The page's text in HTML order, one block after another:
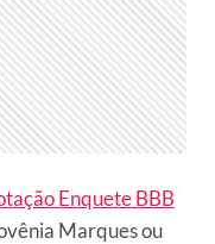
Enquete BBB
Marques ou